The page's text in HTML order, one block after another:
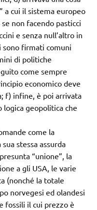
a cui il sistema europeo
non facendo pasticci
e senza null’altro in
sono firmati comuni
di politiche
come sempre
economico deve
f) infine, è poi arrivata
geopolitica che
come la
stessa assurda
“unione”, la
a gli USA, le varie
(nonché la totale
norvegesi ed olandesi
fossili il cui prezzo è